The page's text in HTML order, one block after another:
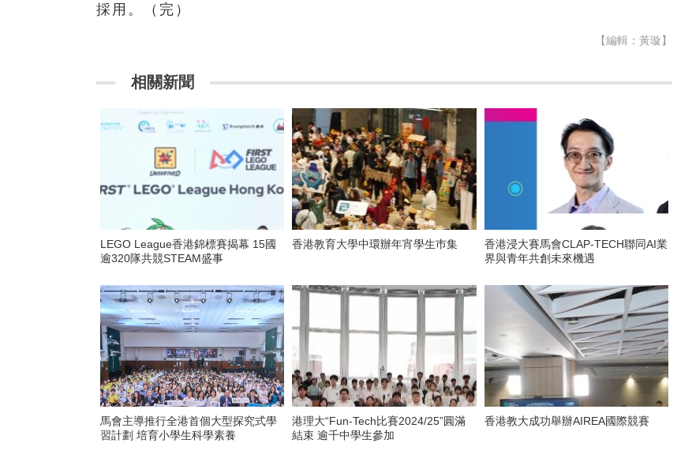
採用。（完）
【編輯：黃璇】
相關新聞
LEGO League香港錦標賽揭幕 15國
逾320隊共競STEAM盛事
香港教育大學中環辦年宵學生巿集
香港浸大賽馬會CLAP-TECH聯同AI業
界與青年共創未來機遇
馬會主導推行全港首個大型探究式學
習計劃 培育小學生科學素養
港理大“Fun-Tech比賽2024/25”圓滿
結束 逾千中學生參加
香港教大成功舉辦AIREA國際競賽